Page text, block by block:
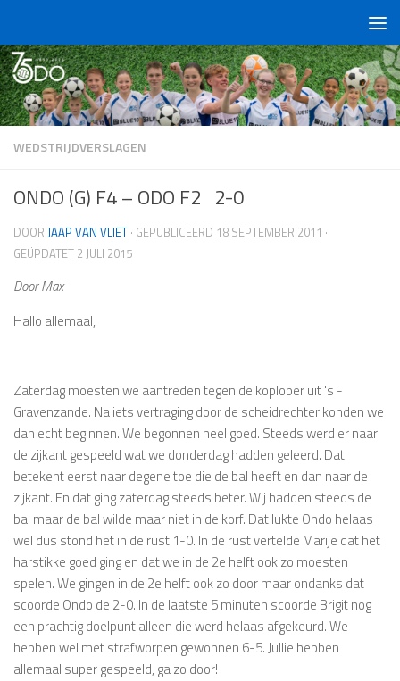
WEDSTRIJDVERSLAGEN
ONDO (G) F4 – ODO F2 2-0
DOOR JAAP VAN VLIET · GEPUBLICEERD 18 SEPTEMBER 2011 ·
GEÜPDATET 2 JULI 2015
Door Max
Hallo allemaal,
Zaterdag moesten we aantreden tegen de koploper uit 's -
Gravenzande. Na iets vertraging door de scheidrechter konden we
dan echt beginnen. We begonnen heel goed. Steeds werd er naar
de zijkant gespeeld wat we donderdag hadden geleerd. Dat
betekent eerst naar degene toe die de bal heeft en dan naar de
zijkant. En dat ging zaterdag steeds beter. Wij hadden steeds de
bal maar de bal wilde maar niet in de korf. Dat lukte Ondo helaas
wel dus stond het in de rust 1-0. In de rust vertelde Marije dat het
harstikke goed ging en dat we in de 2e helft ook zo moesten
spelen. We gingen in de 2e helft ook zo door maar ondanks dat
scoorde Ondo de 2-0. In de laatste 5 minuten scoorde Brigit nog
een prachtig doelpunt alleen die werd helaas afgekeurd. We
hebben wel met strafworpen gewonnen 6-5. Jullie hebben
allemaal super gespeeld, ga zo door!